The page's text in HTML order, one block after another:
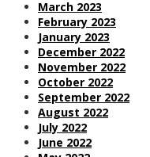
March 2023
February 2023
January 2023
December 2022
November 2022
October 2022
September 2022
August 2022
July 2022
June 2022